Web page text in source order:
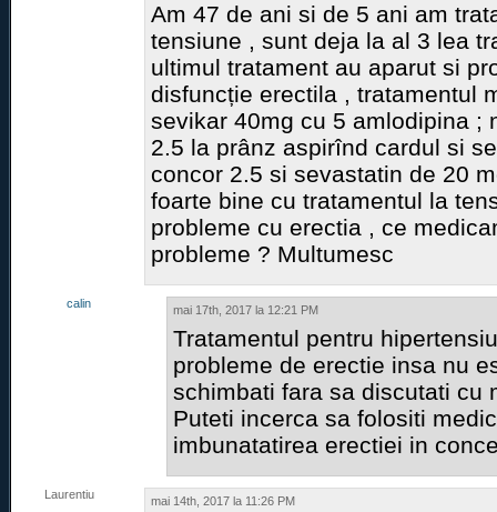
Am 47 de ani si de 5 ani am
tensiune , sunt deja la al 3 lea
ultimul tratament au aparut si
disfuncție erectila , tratamentul
sevikar 40mg cu 5 amlodipina ;
2.5 la prânz aspirînd cardul si
concor 2.5 si sevastatin de 20
foarte bine cu tratamentul la
probleme cu erectia , ce
probleme ? Multumesc
calin mai 17th, 2017 la 12:21 PM
Tratamentul pentru
probleme de erectie insa nu
schimbati fara sa discutati cu
Puteti incerca sa folositi
imbunatatirea erectiei in
Laurentiu mai 14th, 2017 la 11:26 PM